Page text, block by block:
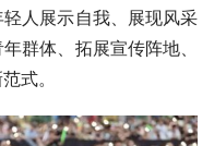
人展示自我、展现风采
群体、拓展宣传阵地、
式。